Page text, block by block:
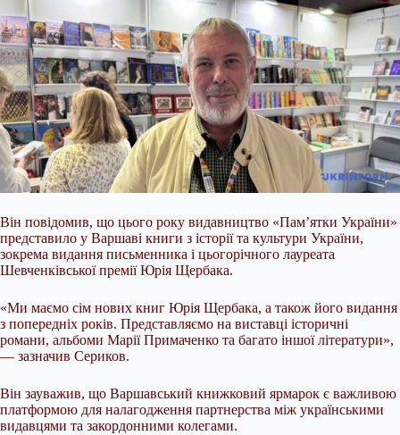
Він повідомив, що цього року видавництво «Пам’ятки України»
представило у Варшаві книги з історії та культури України,
зокрема видання письменника і цьогорічного лауреата
Шевченківської премії Юрія Щербака.
«Ми маємо сім нових книг Юрія Щербака, а також його видання
з попередніх років. Представляємо на виставці історичні
романи, альбоми Марії Примаченко та багато іншої літератури»,
— зазначив Сериков.
Він зауважив, що Варшавський книжковий ярмарок є важливою
платформою для налагодження партнерства між українськими
видавцями та закордонними колегами.